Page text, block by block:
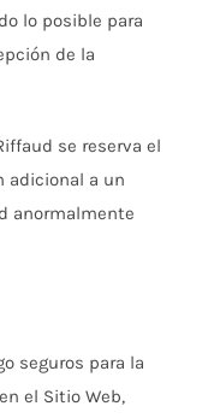
lo posible para
de la
se reserva el
adicional a un
anormalmente
seguros para la
el Sitio Web,